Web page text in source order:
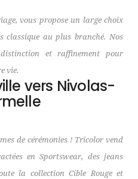
vous propose un large choix
classique au plus branché. Nos
et raffinement pour
vie.
vers Nivolas-
de cérémonies ! Tricolor vend
en Sportswear, des jeans
la collection Cible Rouge et